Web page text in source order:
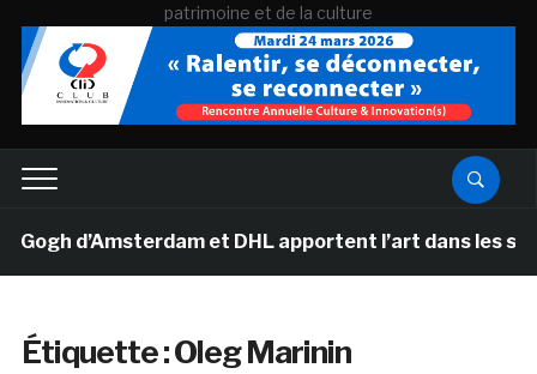
patrimoine et de la culture
d’Amsterdam et DHL apportent l’art dans les
Étiquette :Oleg Marinin